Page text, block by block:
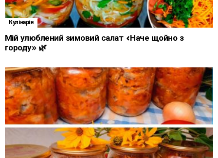
Кулінарія
Мій улюблений зимовий салат «Наче щойно з
городу» 🌿